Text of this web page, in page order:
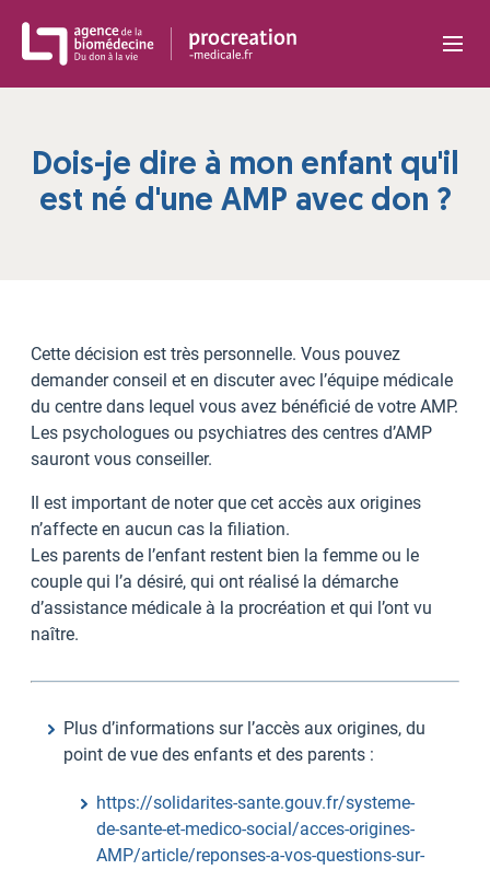
Dois-je dire à mon enfant qu'il
est né d'une AMP avec don ?
Cette décision est très personnelle. Vous pouvez
demander conseil et en discuter avec l’équipe médicale
du centre dans lequel vous avez bénéficié de votre AMP.
Les psychologues ou psychiatres des centres d’AMP
sauront vous conseiller.
Il est important de noter que cet accès aux origines
n’affecte en aucun cas la filiation.
Les parents de l’enfant restent bien la femme ou le
couple qui l’a désiré, qui ont réalisé la démarche
d’assistance médicale à la procréation et qui l’ont vu
naître.
Plus d’informations sur l’accès aux origines, du
point de vue des enfants et des parents :
https://solidarites-sante.gouv.fr/systeme-
de-sante-et-medico-social/acces-origines-
AMP/article/reponses-a-vos-questions-sur-